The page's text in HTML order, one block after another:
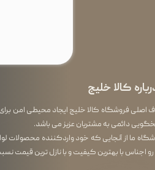
کالا خلیج
اصلی فروشگاه کالا خلیج ایجاد محیطی امن
دائمی به مشتریان عزیز می باشد.
رو اجناس با بهترین کیفیت و با نازل ترین قیمت